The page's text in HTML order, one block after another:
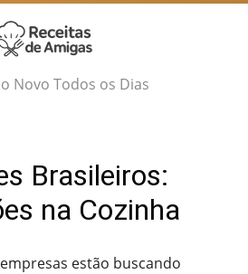
Novo Todos os Dias
Brasileiros:
na Cozinha
estão buscando